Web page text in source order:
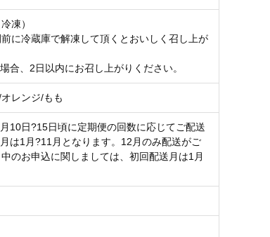
凍）
に冷蔵庫で解凍して頂くとおいしく召し上が
合、2日以内にお召し上がりください。
レンジ/もも
10日?15日頃に定期便の回数に応じてご配送
は1月?11月となります。12月のみ配送がご
のお申込に関しましては、初回配送月は1月